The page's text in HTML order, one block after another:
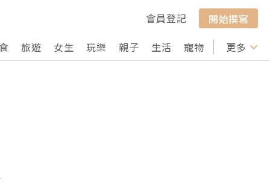
會員登記
開始撰寫
旅遊 女生 玩樂 親子 生活 寵物 行山 打卡
更多